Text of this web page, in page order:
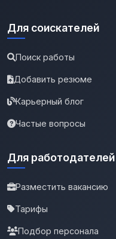
Для соискателей
Поиск работы
Добавить резюме
Карьерный блог
Частые вопросы
Для работодателей
Разместить вакансию
Тарифы
Подбор персонала